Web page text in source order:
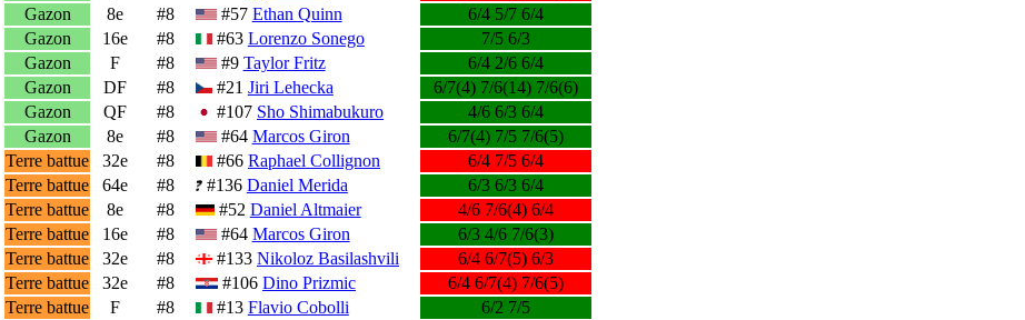
Gazon 8e #8 #57 Ethan Quinn
6/4 5/7 6/4
Gazon 16e #8 #63 Lorenzo Sonego
7/5 6/3
Gazon F #8 #9 Taylor Fritz
6/4 2/6 6/4
Gazon DF #8 #21 Jiri Lehecka
6/7(4) 7/6(14) 7/6(6)
Gazon QF #8 #107 Sho Shimabukuro
4/6 6/3 6/4
Gazon 8e #8 #64 Marcos Giron
6/7(4) 7/5 7/6(5)
Terre battue 32e #8 #66 Raphael Collignon
6/4 7/5 6/4
Terre battue 64e #8 #136 Daniel Merida
6/3 6/3 6/4
Terre battue 8e #8 #52 Daniel Altmaier
4/6 7/6(4) 6/4
Terre battue 16e #8 #64 Marcos Giron
6/3 4/6 7/6(3)
Terre battue 32e #8 #133 Nikoloz Basilashvili
6/4 6/7(5) 6/3
Terre battue 32e #8 #106 Dino Prizmic
6/4 6/7(4) 7/6(5)
Terre battue F #8 #13 Flavio Cobolli
6/2 7/5